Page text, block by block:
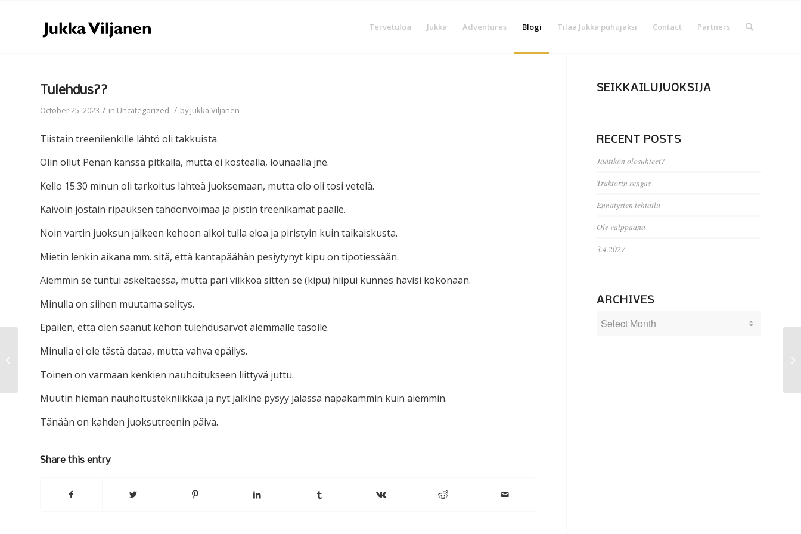
Tervetuloa Jukka Adventures Blogi Tilaa Jukka puhujaksi Contact Partners
Tulehdus??
October 25, 2023 / in Uncategorized / byJukka Viljanen
Tiistain treenilenkille lähtö oli takkuista.
Olin ollut Penan kanssa pitkällä, mutta ei kostealla, lounaalla jne.
Kello 15.30 minun oli tarkoitus lähteä juoksemaan, mutta olo oli tosi vetelä.
Kaivoin jostain ripauksen tahdonvoimaa ja pistin treenikamat päälle.
Noin vartin juoksun jälkeen kehoon alkoi tulla eloa ja piristyin kuin taikaiskusta.
Mietin lenkin aikana mm. sitä, että kantapäähän pesiytynyt kipu on tipotiessään.
Aiemmin se tuntui askeltaessa, mutta pari viikkoa sitten se (kipu) hiipui kunnes hävisi kokonaan.
Minulla on siihen muutama selitys.
Epäilen, että olen saanut kehon tulehdusarvot alemmalle tasolle.
Minulla ei ole tästä dataa, mutta vahva epäilys.
Toinen on varmaan kenkien nauhoitukseen liittyvä juttu.
Muutin hieman nauhoitustekniikkaa ja nyt jalkine pysyy jalassa napakammin kuin aiemmin.
Tänään on kahden juoksutreenin päivä.
Share this entry
SEIKKAILUJUOKSIJA
RECENT POSTS
Jäätikön olosuhteet?
Traktorin rengas
Ennätysten tehtailu
Ole valppaana
3.4.2027
ARCHIVES
2